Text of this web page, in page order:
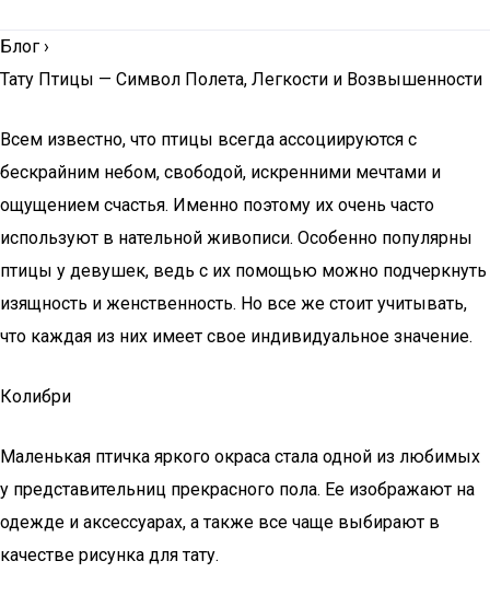
Блог ›
Тату Птицы — Символ Полета, Легкости и Возвышенности
Всем известно, что птицы всегда ассоциируются с
бескрайним небом, свободой, искренними мечтами и
ощущением счастья. Именно поэтому их очень часто
используют в нательной живописи. Особенно популярны
птицы у девушек, ведь с их помощью можно подчеркнуть
изящность и женственность. Но все же стоит учитывать,
что каждая из них имеет свое индивидуальное значение.
Колибри
Маленькая птичка яркого окраса стала одной из любимых
у представительниц прекрасного пола. Ее изображают на
одежде и аксессуарах, а также все чаще выбирают в
качестве рисунка для тату.